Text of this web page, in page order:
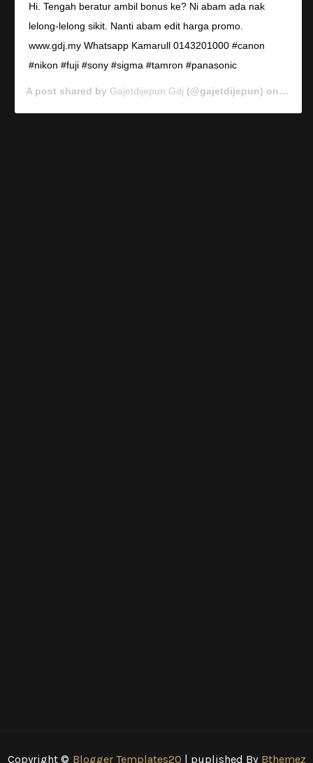
Hi. Tengah beratur ambil bonus ke? Ni abam ada nak
lelong-lelong sikit. Nanti abam edit harga promo.
www.gdj.my Whatsapp Kamarull 0143201000 #canon
#nikon #fuji #sony #sigma #tamron #panasonic
A post shared by Gajetdijepun Gdj (@gajetdijepun) on Jan 7,
Copyright © Blogger Templates20 | puplished By Bthemez